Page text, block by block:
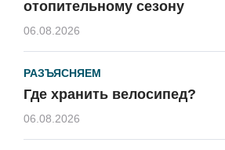
отопительному сезону
06.08.2026
РАЗЪЯСНЯЕМ
Где хранить велосипед?
06.08.2026